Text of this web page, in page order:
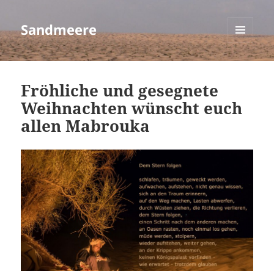
Sandmeere
MENÜ
UND
Fröhliche und gesegnete
Weihnachten wünscht euch
allen Mabrouka